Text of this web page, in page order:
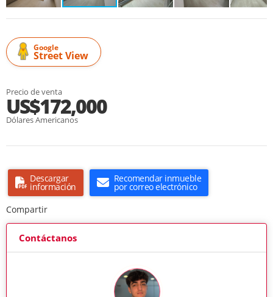
Google
Street View
Precio de venta
US$172,000
Dólares Americanos
Descargar
información
Recomendar inmueble
por correo electrónico
Compartir
Contáctanos